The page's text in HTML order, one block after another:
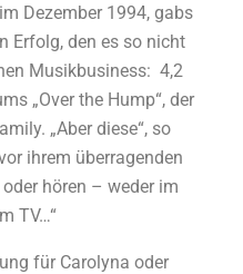
Dezember 1994, gabs
Erfolg, den es so nicht
Musikbusiness: 4,2
„Over the Hump“, der
„Aber diese“, so
ihrem überragenden
hören – weder im
TV…“
für Carolyna oder